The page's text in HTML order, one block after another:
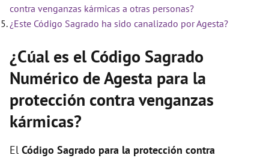
e
o
contra venganzas kármicas a otras personas?
¿Este Código Sagrado ha sido canalizado por Agesta?
¿Cúal es el Código Sagrado
Numérico de Agesta para la
protección contra venganzas
kármicas?
El Código Sagrado para la protección contra